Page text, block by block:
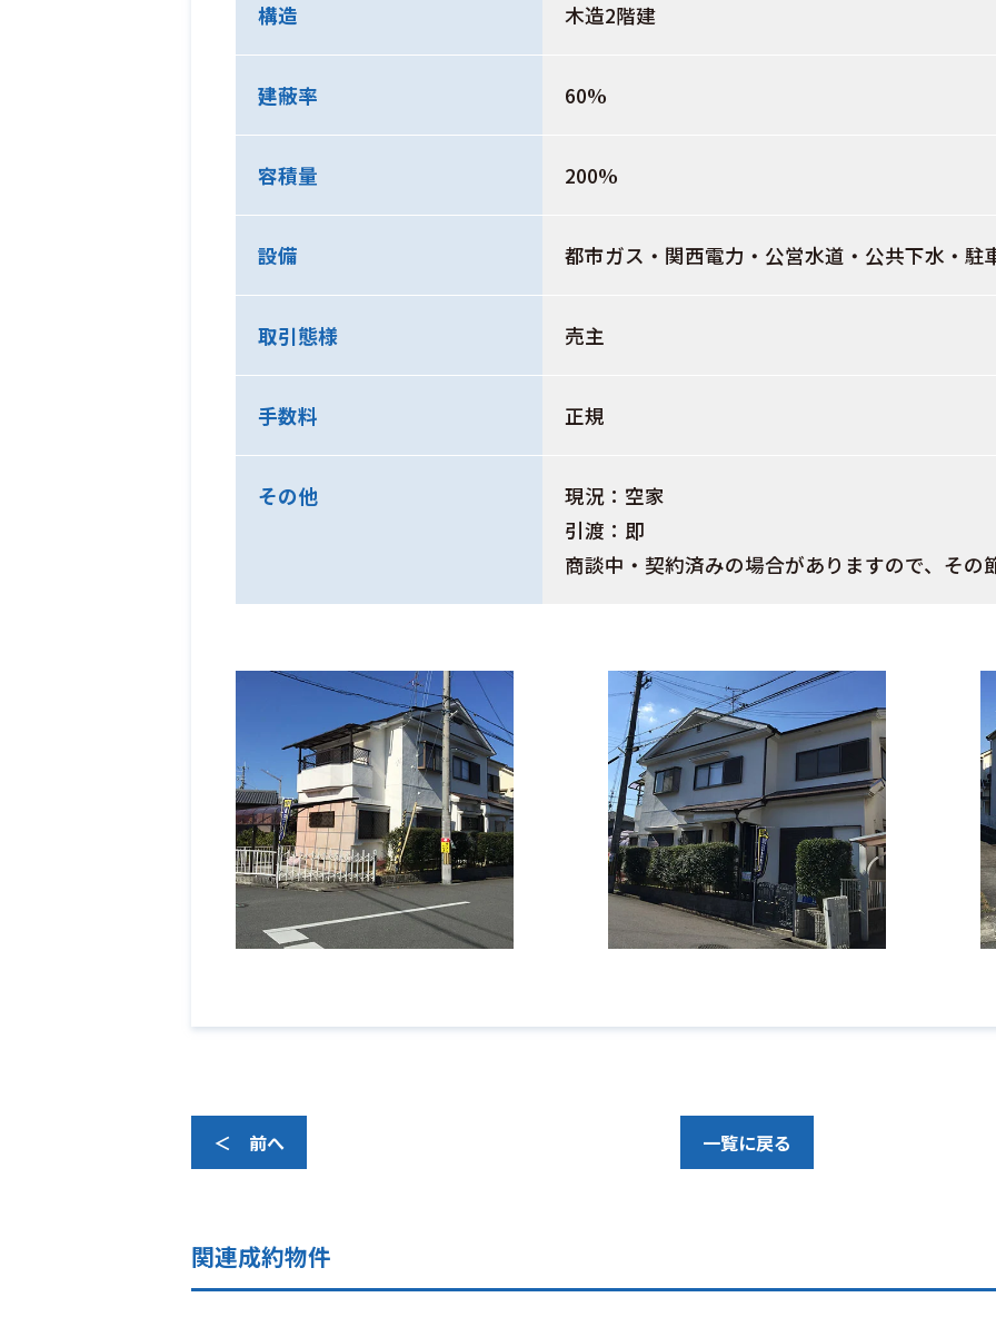
構造 木造2階建
建蔽率 60%
容積量 200%
設備 都市ガス・関西電力・公営水道・公共下水・駐
取引態様 売主
手数料 正規
その他
現況：空家
引渡：即
商談中・契約済みの場合がありますので、その
＜ 前へ 一覧に戻る
関連成約物件